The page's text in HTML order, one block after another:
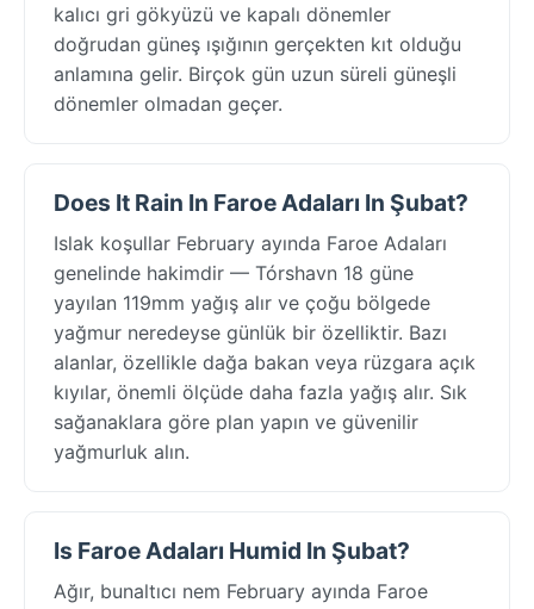
kalıcı gri gökyüzü ve kapalı dönemler
doğrudan güneş ışığının gerçekten kıt olduğu
anlamına gelir. Birçok gün uzun süreli güneşli
dönemler olmadan geçer.
Does It Rain In Faroe Adaları In Şubat?
Islak koşullar February ayında Faroe Adaları
genelinde hakimdir — Tórshavn 18 güne
yayılan 119mm yağış alır ve çoğu bölgede
yağmur neredeyse günlük bir özelliktir. Bazı
alanlar, özellikle dağa bakan veya rüzgara açık
kıyılar, önemli ölçüde daha fazla yağış alır. Sık
sağanaklara göre plan yapın ve güvenilir
yağmurluk alın.
Is Faroe Adaları Humid In Şubat?
Ağır, bunaltıcı nem February ayında Faroe